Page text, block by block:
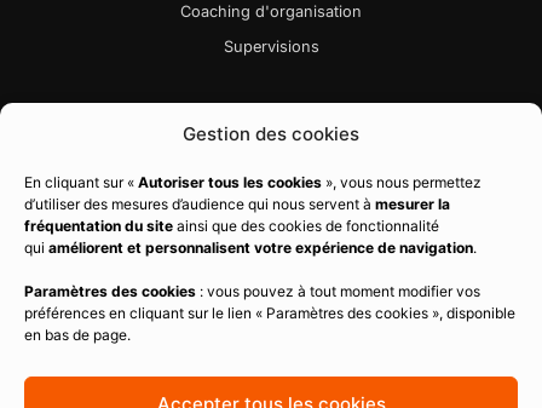
Gestion des cookies
En cliquant sur « Autoriser tous les cookies », vous nous permettez
d’utiliser des mesures d’audience qui nous servent à mesurer la
fréquentation du site ainsi que des cookies de fonctionnalité
qui améliorent et personnalisent votre expérience de navigation.
Paramètres des cookies : vous pouvez à tout moment modifier vos
préférences en cliquant sur le lien « Paramètres des cookies », disponible
en bas de page.
Accepter tous les cookies
Coaching d'organisation
Supervisions
Liens utiles
Bibliographie
Charte qualité
Règlement intérieur
Politique de confidentialité